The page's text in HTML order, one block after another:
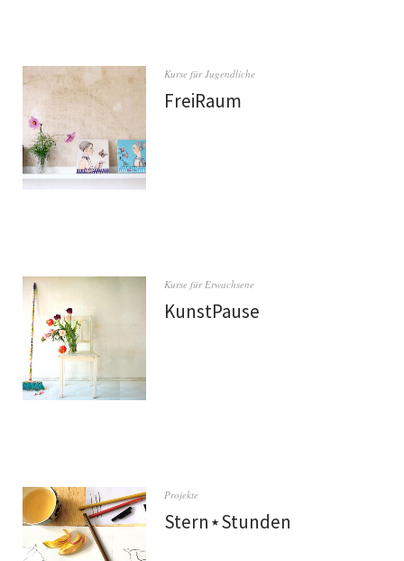
Kurse für Jugendliche
FreiRaum
Kurse für Erwachsene
KunstPause
Projekte
Stern⋆Stunden